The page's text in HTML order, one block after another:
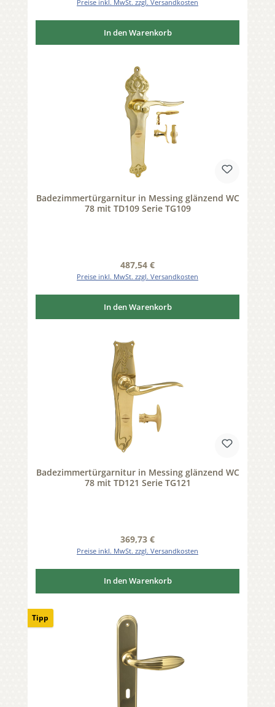
Preise inkl. MwSt. zzgl. Versandkosten
In den Warenkorb
Badezimmertürgarnitur in Messing glänzend WC
78 mit TD109 Serie TG109
Regulärer Preis:
487,54 €
Preise inkl. MwSt. zzgl. Versandkosten
In den Warenkorb
Badezimmertürgarnitur in Messing glänzend WC
78 mit TD121 Serie TG121
Regulärer Preis:
369,73 €
Preise inkl. MwSt. zzgl. Versandkosten
In den Warenkorb
Tipp